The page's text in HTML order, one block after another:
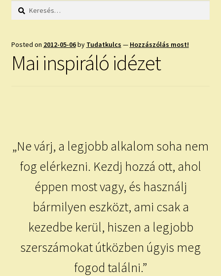
HOLDNAPTÁR
NAPI ASZTROLÓGIA
ÍRJ NEKEM!
IRATKOZZ FEL A VIDEÓ CSATORNÁNKRA!
TAROT ELEMZÉS MEGRENDELÉSE LIMITÁLT!
AJÁNDÉKOKKAL!
Keresés:
Posted on 2012-05-06by Tudatkulcs — Hozzászólás most!
Mai inspiráló idézet
„Ne várj, a legjobb alkalom soha nem
fog elérkezni. Kezdj hozzá ott, ahol
éppen most vagy, és használj
bármilyen eszközt, ami csak a
kezedbe kerül, hiszen a legjobb
szerszámokat útközben úgyis meg
fogod találni.”